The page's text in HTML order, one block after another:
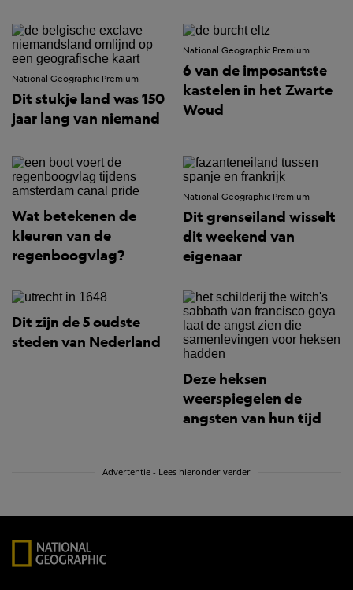
National Geographic Premium
Dit stukje land was 150
jaar lang van niemand
National Geographic Premium
6 van de imposantste
kastelen in het Zwarte
Woud
Wat betekenen de
kleuren van de
regenboogvlag?
National Geographic Premium
Dit grenseiland wisselt
dit weekend van
eigenaar
Dit zijn de 5 oudste
steden van Nederland
Deze heksen
weerspiegelen de
angsten van hun tijd
Advertentie - Lees hieronder verder